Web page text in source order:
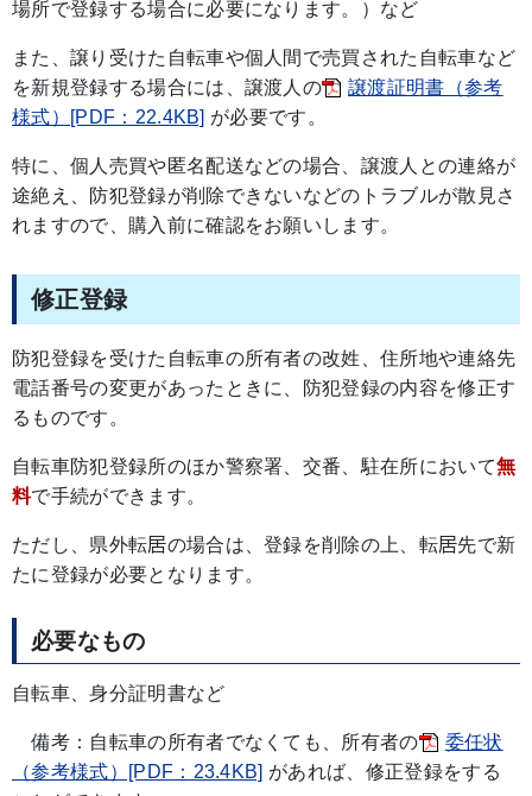
場所で登録する場合に必要になります。）など
また、譲り受けた自転車や個人間で売買された自転車など
を新規登録する場合には、譲渡人の
譲渡証明書（参考
様式）[PDF：22.4KB] が必要です。
特に、個人売買や匿名配送などの場合、譲渡人との連絡が
途絶え、防犯登録が削除できないなどのトラブルが散見さ
れますので、購入前に確認をお願いします。
修正登録
防犯登録を受けた自転車の所有者の改姓、住所地や連絡先
電話番号の変更があったときに、防犯登録の内容を修正す
るものです。
自転車防犯登録所のほか警察署、交番、駐在所において無
料で手続ができます。
ただし、県外転居の場合は、登録を削除の上、転居先で新
たに登録が必要となります。
必要なもの
自転車、身分証明書など
備考：自転車の所有者でなくても、所有者の
委任状
（参考様式）[PDF：23.4KB] があれば、修正登録をする